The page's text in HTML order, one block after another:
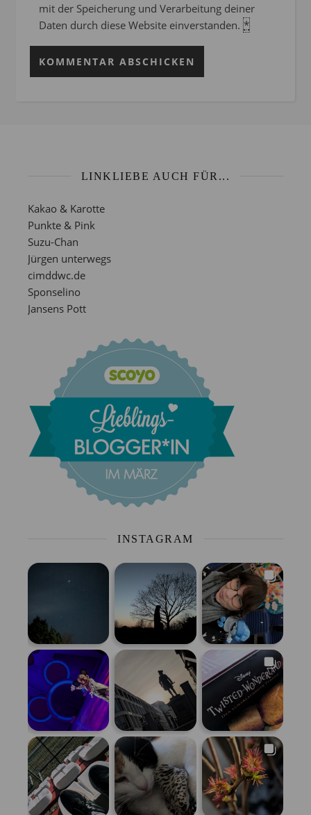
mit der Speicherung und Verarbeitung deiner
Daten durch diese Website einverstanden. *
LINKLIEBE AUCH FÜR...
Kakao & Karotte
Punkte & Pink
Suzu-Chan
Jürgen unterwegs
cimddwc.de
Sponselino
Jansens Pott
INSTAGRAM